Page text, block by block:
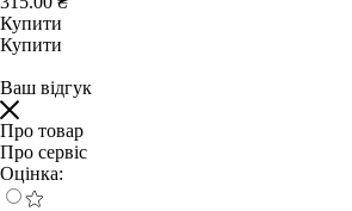
Купити
Купити
Ваш відгук
Про товар
Про сервіс
Оцінка: